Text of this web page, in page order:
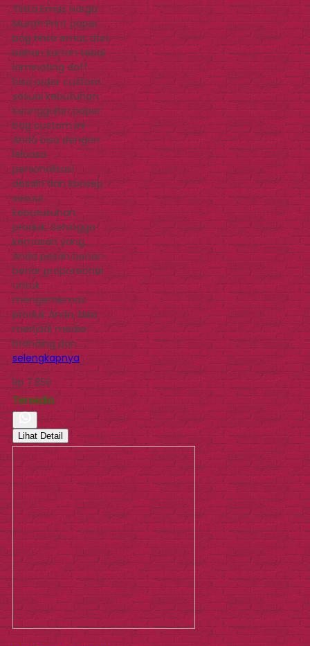
Tinta Emas Harga
Murah Print paper
bag tinta emas dari
bahan karton tebal
laminating doff
bisa order custom
sesuai kebutuhan.
Keunggulan paper
bag custom ini
Anda bisa dengan
leluasa
personalisasi
desain dan konsep
sesuai
kebututuhan
produk. Sehingga
kemasan yang
Anda pesan benar-
benar proporsional
untuk
mengememas
produk Anda, bisa
menjadi media
branding dan…
selengkapnya
Rp 7.850
Tersedia
Lihat Detail